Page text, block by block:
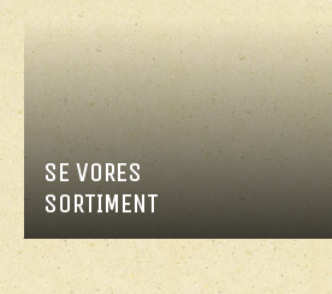
SE VORES
SORTIMENT